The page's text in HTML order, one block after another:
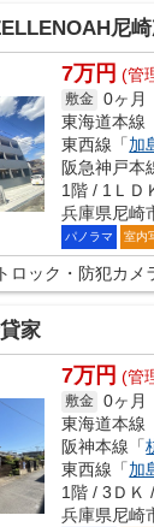
尼
7万円 (管
敷金 0ヶ月
東海道本線
東西線「加
阪急神戸本
1階 / 1ＬＤ
兵庫県尼崎
パノラマ 室内
ロック・防犯カメ
家
7万円 (管
敷金 0ヶ月
東海道本線
阪神本線「
東西線「加
1階 / 3ＤＫ
兵庫県尼崎